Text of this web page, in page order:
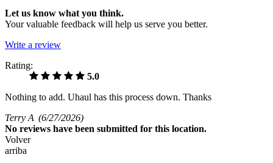
Let us know what you think.
Your valuable feedback will help us serve you better.
Write a review
Rating:
5.0
Nothing to add. Uhaul has this process down. Thanks
Terry A (6/27/2026)
No reviews have been submitted for this location.
Volver
arriba